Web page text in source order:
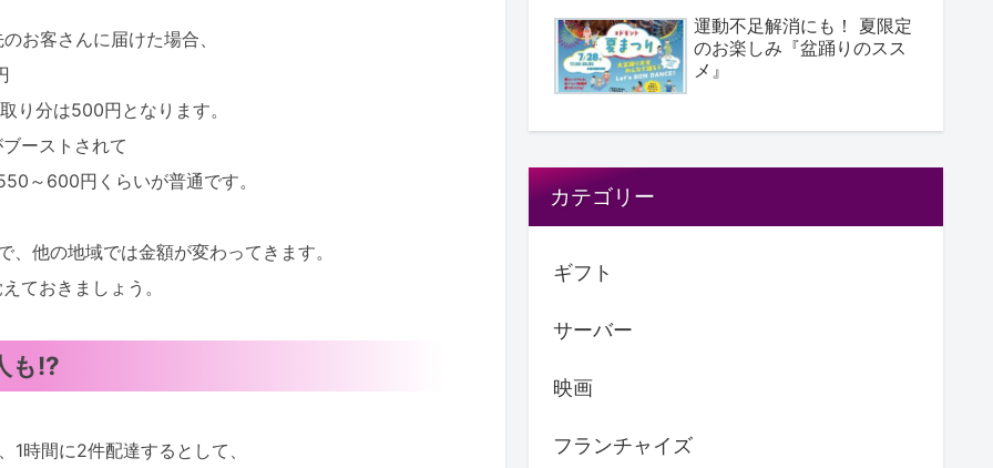
お客さんに届けた場合、
り分は500円となります。
ーストされて
～600円くらいが普通です。
他の地域では金額が変わってきます。
ておきましょう。
も!?
時間に2件配達するとして、
運動不足解消にも！ 夏限定
のお楽しみ『盆踊りのスス
メ』
カテゴリー
ギフト
サーバー
映画
フランチャイズ